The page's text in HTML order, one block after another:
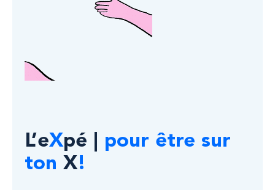
L’eXpé | pour être sur
ton X!